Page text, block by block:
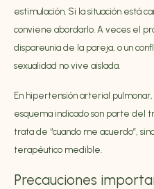
estimulación. Si la situación está
conviene abordarlo. A veces el
dispareunia de la pareja, o un
sexualidad no vive aislada.
En hipertensión arterial
esquema indicado son parte del
trata de “cuando me acuerdo”,
terapéutico medible.
Precauciones